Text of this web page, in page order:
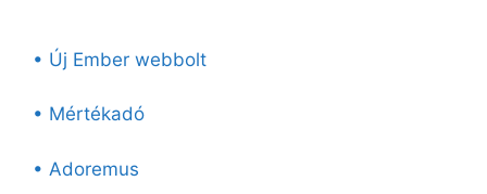
• Új Ember webbolt
• Mértékadó
• Adoremus